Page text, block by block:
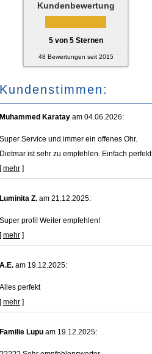
Kundenbewertung
5von 5Sternen
48 Bewertungen seit 2015
Kundenstimmen:
Muhammed Karatay am 04.06.2026:
Super Service und immer ein offenes Ohr.
Dietmar ist sehr zu empfehlen. Einfach perfekt
[mehr ]
Luminita Z. am 21.12.2025:
Super profi! Weiter empfehlen!
[mehr ]
A.E. am 19.12.2025:
Alles perfekt
[mehr ]
Familie Lupu am 19.12.2025: